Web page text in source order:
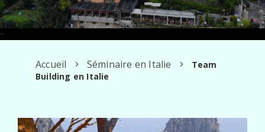
Accueil Séminaire en Italie
Team
Building en Italie